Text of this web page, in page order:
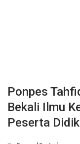
Ponpes
Bekali Ilmu
Peserta Didik